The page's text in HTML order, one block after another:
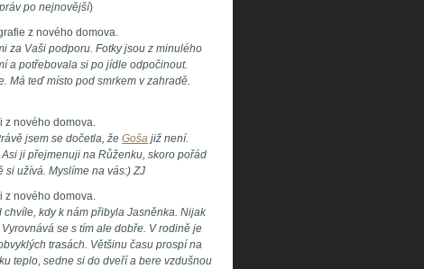
po nejnovější)
z nového domova.
za Vaši podporu. Fotky jsou z minulého
a potřebovala si po jídle odpočinout.
Má teď místo pod smrkem v zahradě.
z nového domova.
jsem se dočetla, že Goša již není.
ji přejmenuji na Růženku, skoro pořád
si užívá. Myslíme na vás:) ZJ
z nového domova.
kdy k nám přibyla Jasněnka. Nijak
se s tím ale dobře. V rodině je
trasách. Většinu času prospí na
teplo, sedne si do dveří a bere vzdušnou